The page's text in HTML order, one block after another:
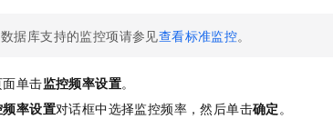
数据库支持的监控项请参见查看标准监控。
单击监控频率设置。
频率设置对话框中选择监控频率，然后单击确定。